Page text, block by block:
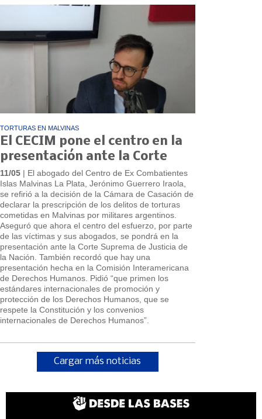
TORTURAS EN MALVINAS
El CECIM pone el centro en la
presentación ante la Corte
11/05 | El abogado del Centro de Ex Combatientes
Islas Malvinas La Plata, Jerónimo Guerrero Iraola,
se refirió a la decisión de la Cámara de Casación de
declarar la prescripción de los delitos de torturas
cometidas en Malvinas por militares argentinos.
Aseguró que ahora el centro del esfuerzo, por parte
de las víctimas y sus abogados, se pondrá en la
presentación ante la Corte Suprema de Justicia de
la Nación. También recordó que hay una
presentación hecha en la Comisión Interamericana
de Derechos Humanos. Pidió “que primen los
estándares internacionales de promoción y
protección de los Derechos Humanos, que se
respete la Constitución y los convenios
internacionales de Derechos Humanos”.
Cargar más noticias